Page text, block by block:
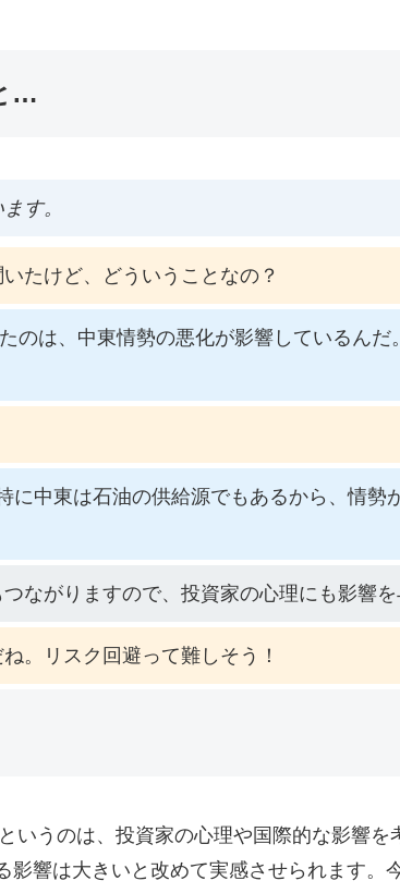
…
す。
たけど、どういうことなの？
のは、中東情勢の悪化が影響しているん
に中東は石油の供給源でもあるから、情勢
ながりますので、投資家の心理にも影響を
。リスク回避って難しそう！
いうのは、投資家の心理や国際的な影響
響は大きいと改めて実感させられます。